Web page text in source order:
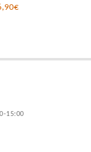
15:00